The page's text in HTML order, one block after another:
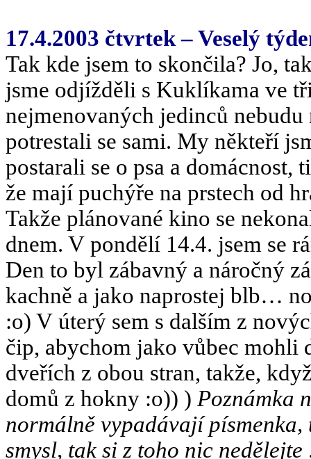
17.4.2003 čtvrtek – Veselý
Tak kde jsem to skončila? Jo,
jsme odjížděli s Kuklíkama ve
nejmenovaných jedinců
potrestali se sami. My někteří
postarali se o psa a
že mají puchýře na prstech od
Takže plánované kino se
dnem. V pondělí 14.4. jsem se
Den to byl zábavný a náročný
kachně a jako naprostej blb…
:o) V úterý sem s dalším z
čip, abychom jako vůbec mohli
dveřích z obou stran, takže,
domů z hokny :o)) ) Poznámka
normálně vypadávají písmenka,
smysl, tak si z toho nic